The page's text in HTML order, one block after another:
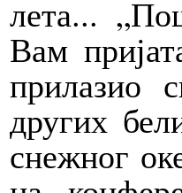
лета...
Вам
прилазио
других
снежног